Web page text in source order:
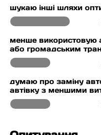
шукаю інші шляхи
менше використовую
або громадським
думаю про заміну
автівку з меншими